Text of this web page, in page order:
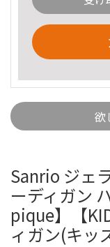
欲
Sanrio ジェ
ーディガン
pique】【
ィガン(キッ